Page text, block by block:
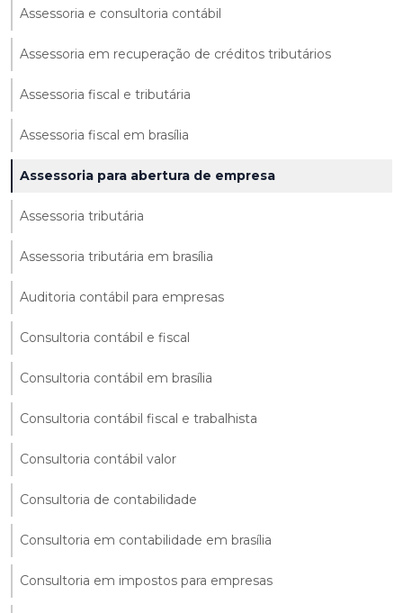
Assessoria e consultoria contábil
Assessoria em recuperação de créditos tributários
Assessoria fiscal e tributária
Assessoria fiscal em brasília
Assessoria para abertura de empresa
Assessoria tributária
Assessoria tributária em brasília
Auditoria contábil para empresas
Consultoria contábil e fiscal
Consultoria contábil em brasília
Consultoria contábil fiscal e trabalhista
Consultoria contábil valor
Consultoria de contabilidade
Consultoria em contabilidade em brasília
Consultoria em impostos para empresas